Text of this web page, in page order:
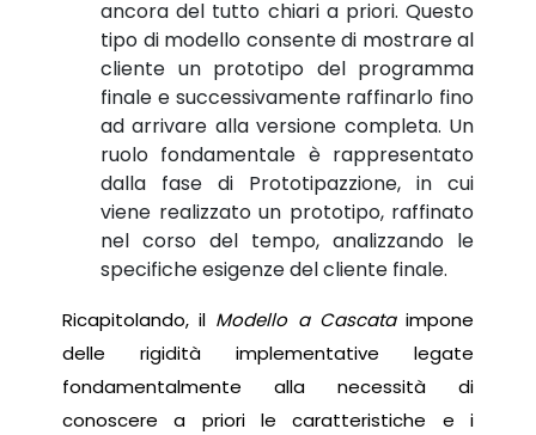
ancora del tutto chiari a priori. Questo
tipo di modello consente di mostrare al
cliente un prototipo del programma
finale e successivamente raffinarlo fino
ad arrivare alla versione completa. Un
ruolo fondamentale è rappresentato
dalla fase di Prototipazzione, in cui
viene realizzato un prototipo, raffinato
nel corso del tempo, analizzando le
specifiche esigenze del cliente finale.
Ricapitolando, il Modello a Cascataimpone
delle rigidità implementative legate
fondamentalmente alla necessità di
conoscere a priori le caratteristiche e i